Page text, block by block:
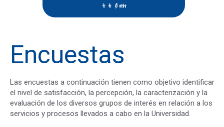
👨👩👵👪
Encuestas
Las encuestas a continuación tienen como objetivo identificar
el nivel de satisfacción, la percepción, la caracterización y la
evaluación de los diversos grupos de interés en relación a los
servicios y procesos llevados a cabo en la Universidad.